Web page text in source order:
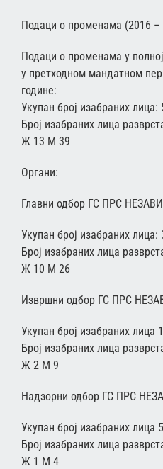
Подаци о променама (2016 –
Подаци о променама у
у претходном мандатном
године:
Укупан број изабраних лица:
Број изабраних лица
Ж 13 М 39
Органи:
Главни одбор ГС ПРС
Укупан број изабраних лица:
Број изабраних лица
Ж 10 М 26
Извршни одбор ГС ПРС
Укупан број изабраних лица
Број изабраних лица
Ж 2 М 9
Надзорни одбор ГС ПРС
Укупан број изабраних лица 5
Број изабраних лица
Ж 1 М 4